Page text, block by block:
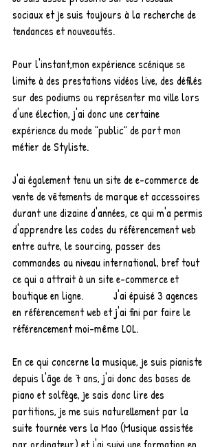
sociaux et je suis toujours à la recherche de
tendances et nouveautés.
Pour l'instant,mon expérience scénique se
limite à des prestations vidéos live, des défilés
sur des podiums ou représenter ma ville lors
d'une élection, j'ai donc une certaine
expérience du mode "public" de part mon
métier de Styliste.
J'ai également tenu un site de e-commerce de
vente de vêtements de marque et accessoires
durant une dizaine d'années, ce qui m'a permis
d'apprendre les codes du référencement web
entre autre, le sourcing, passer des
commandes au niveau international, bref tout
ce qui a attrait à un site e-commerce et
boutique en ligne.           J'ai épuisé 3 agences
en référencement web et j'ai fini par faire le
référencement moi-même LOL.
En ce qui concerne la musique, je suis pianiste
depuis l'âge de 7 ans, j'ai donc des bases de
piano et solfège, je sais donc lire des
partitions, je me suis naturellement par la
suite tournée vers la Mao (Musique assistée